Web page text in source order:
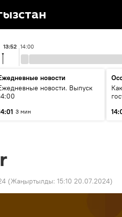
14:00
13:52
новости
новости. Выпуск
3 мин
(Жаңыртылды: 15:10 20.07.2024)